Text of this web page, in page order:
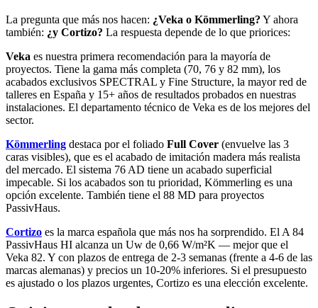
La pregunta que más nos hacen: ¿Veka o Kömmerling? Y ahora
también: ¿y Cortizo? La respuesta depende de lo que priorices:
Veka es nuestra primera recomendación para la mayoría de
proyectos. Tiene la gama más completa (70, 76 y 82 mm), los
acabados exclusivos SPECTRAL y Fine Structure, la mayor red de
talleres en España y 15+ años de resultados probados en nuestras
instalaciones. El departamento técnico de Veka es de los mejores del
sector.
Kömmerling destaca por el foliado Full Cover (envuelve las 3
caras visibles), que es el acabado de imitación madera más realista
del mercado. El sistema 76 AD tiene un acabado superficial
impecable. Si los acabados son tu prioridad, Kömmerling es una
opción excelente. También tiene el 88 MD para proyectos
PassivHaus.
Cortizo es la marca española que más nos ha sorprendido. El A 84
PassivHaus HI alcanza un Uw de 0,66 W/m²K — mejor que el
Veka 82. Y con plazos de entrega de 2-3 semanas (frente a 4-6 de las
marcas alemanas) y precios un 10-20% inferiores. Si el presupuesto
es ajustado o los plazos urgentes, Cortizo es una elección excelente.